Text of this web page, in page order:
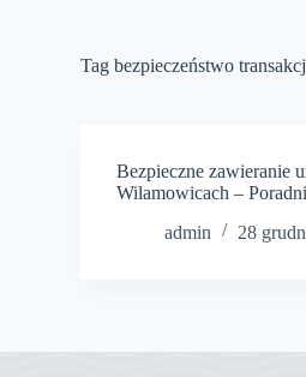
Tag bezpieczeństwo
Bezpieczne zawieranie
Wilamowicach –
admin
28